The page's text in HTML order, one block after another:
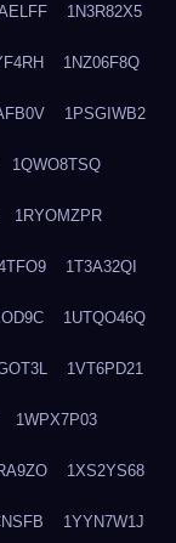
1N3R82X5
1NZ06F8Q
1PSGIWB2
1QWO8TSQ
1RYOMZPR
1T3A32QI
1UTQO46Q
1VT6PD21
1WPX7P03
1XS2YS68
1YYN7W1J